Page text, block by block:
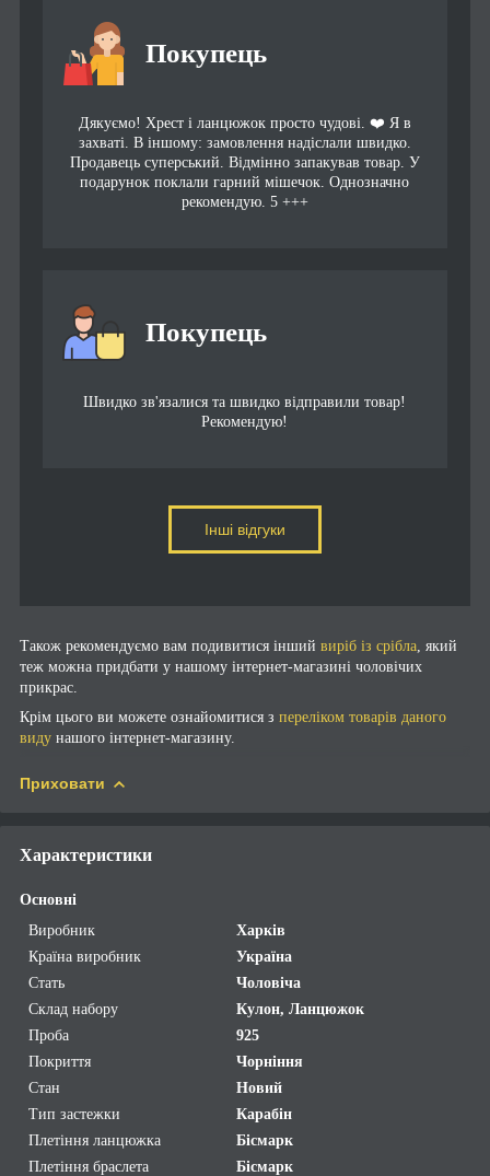
Покупець
Дякуємо! Хрест і ланцюжок просто чудові. ❤️ Я в
захваті. В іншому: замовлення надіслали швидко.
Продавець суперський. Відмінно запакував товар. У
подарунок поклали гарний мішечок. Однозначно
рекомендую. 5 +++
Покупець
Швидко зв'язалися та швидко відправили товар!
Рекомендую!
Інші відгуки
Також рекомендуємо вам подивитися інший виріб із срібла , який
теж можна придбати у нашому інтернет-магазині чоловічих
прикрас.
Крім цього ви можете ознайомитися з переліком товарів даного
виду нашого інтернет-магазину.
Приховати
Характеристики
Основні
Виробник
Харків
Країна виробник
Україна
Стать
Чоловіча
Склад набору
Кулон, Ланцюжок
Проба
925
Покриття
Чорніння
Стан
Новий
Тип застежки
Карабін
Плетіння ланцюжка
Бісмарк
Плетіння браслета
Бісмарк